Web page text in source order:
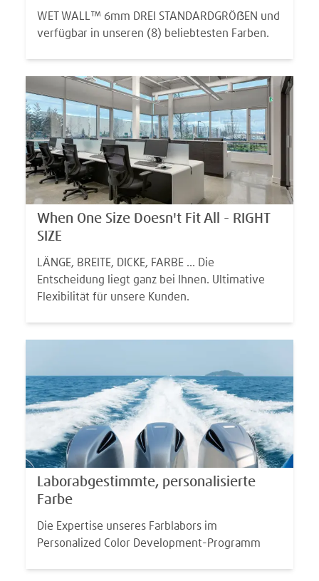
WET WALL™ 6mm DREI STANDARDGRÖẞEN und
verfügbar in unseren (8) beliebtesten Farben.
When One Size Doesn't Fit All - RIGHT
SIZE
LÄNGE, BREITE, DICKE, FARBE ... Die
Entscheidung liegt ganz bei Ihnen. Ultimative
Flexibilität für unsere Kunden.
Laborabgestimmte, personalisierte
Farbe
Die Expertise unseres Farblabors im
Personalized Color Development-Programm